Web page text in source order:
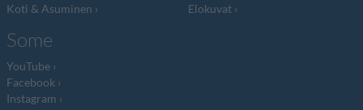
Koti & Asuminen
Elokuvat
Some
YouTube
Facebook
Instagram